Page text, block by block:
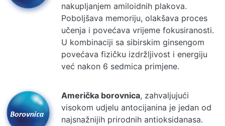
nakupljanjem amiloidnih plakova.
Poboljšava memoriju, olakšava proces
učenja i povećava vrijeme fokusiranosti.
U kombinaciji sa sibirskim ginsengom
povećava fizičku izdržljivost i energiju
već nakon 6 sedmica primjene.
Američka borovnica, zahvaljujući
visokom udjelu antocijanina je jedan od
najsnažnijih prirodnih antioksidanasa.